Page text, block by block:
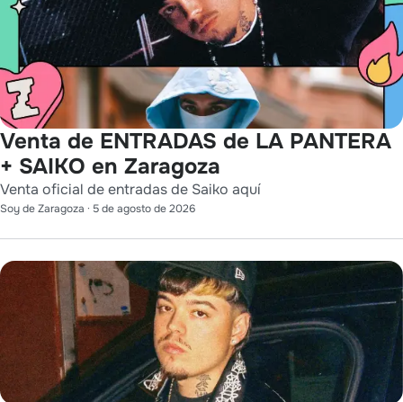
Venta de ENTRADAS de LA PANTERA
+ SAIKO en Zaragoza
Venta oficial de entradas de Saiko aquí
Soy de Zaragoza · 5 de agosto de 2026